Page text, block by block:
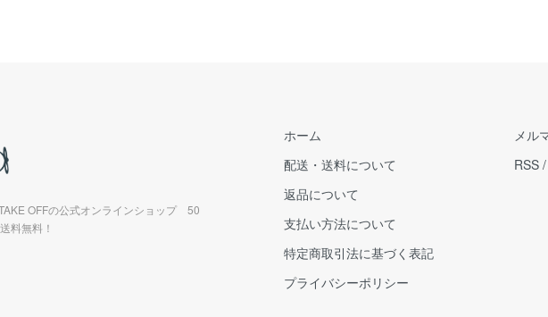
OFFの公式オンラインショップ 50
料無料！
ホーム
配送・送料について
返品について
支払い方法について
特定商取引法に基づく表記
プライバシーポリシー
メル
RSS /